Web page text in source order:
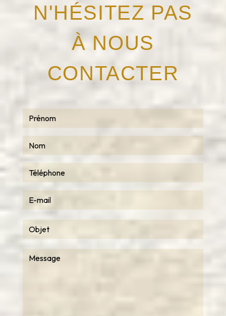
N'HÉSITEZ PAS
À NOUS
CONTACTER